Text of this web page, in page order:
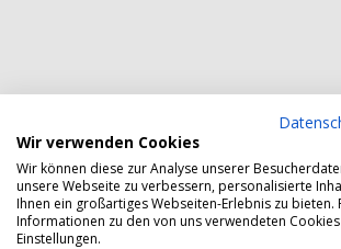
Wir verwenden Cookies
Wir können diese zur Analyse unserer
unsere Webseite zu verbessern, personalisierte
Ihnen ein großartiges Webseiten-Erlebnis zu bieten.
Informationen zu den von uns verwendeten
Einstellungen.